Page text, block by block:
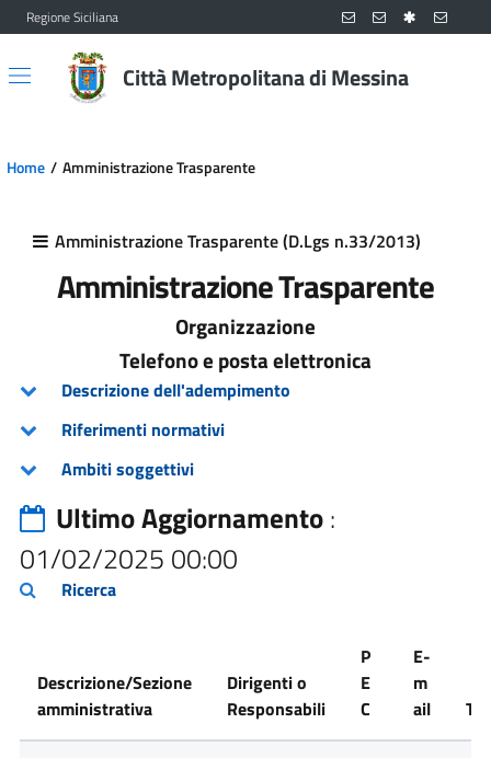
Vai al contenuto principale
Vai al menu principale
Regione Siciliana
Città Metropolitana di Messina
Home Amministrazione Trasparente
Amministrazione Trasparente (D.Lgs n.33/2013)
Amministrazione Trasparente
Organizzazione
Telefono e posta elettronica
Descrizione dell'adempimento
Riferimenti normativi
Ambiti soggettivi
Ultimo Aggiornamento:
01/02/2025 00:00
Ricerca
Descrizione/Sezione
amministrativa
Dirigenti o
Responsabili
P
E
C
E-
m
ail